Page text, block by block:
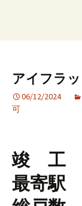
アイフラ
06/12/2024
可
竣 工
最寄駅